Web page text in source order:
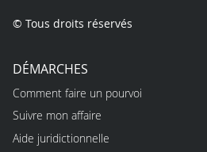
© Tous droits réservés
DÉMARCHES
Comment faire un pourvoi
Suivre mon affaire
Aide juridictionnelle